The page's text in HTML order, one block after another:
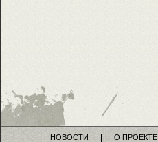
НОВОСТИ О ПРОЕКТЕ